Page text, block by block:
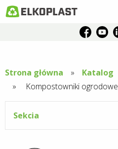
Strona główna Katalog
Aktuální
stránka:
Kompostowniki ogrodowe
Sekcia